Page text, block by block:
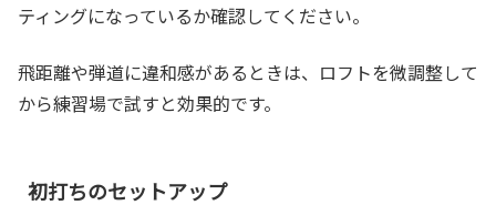
ティングになっているか確認してください。
飛距離や弾道に違和感があるときは、ロフトを微調整して
から練習場で試すと効果的です。
初打ちのセットアップ